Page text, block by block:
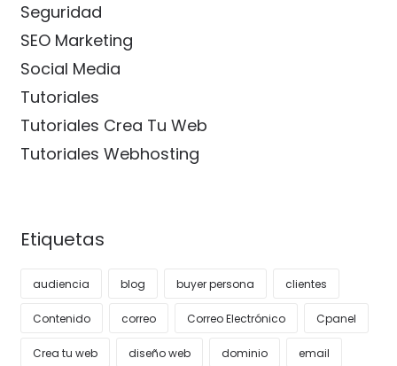
Seguridad
SEO Marketing
Social Media
Tutoriales
Tutoriales Crea Tu Web
Tutoriales Webhosting
Etiquetas
audiencia blog buyer persona clientes
Contenido correo Correo Electrónico Cpanel
Crea tu web diseño web dominio email